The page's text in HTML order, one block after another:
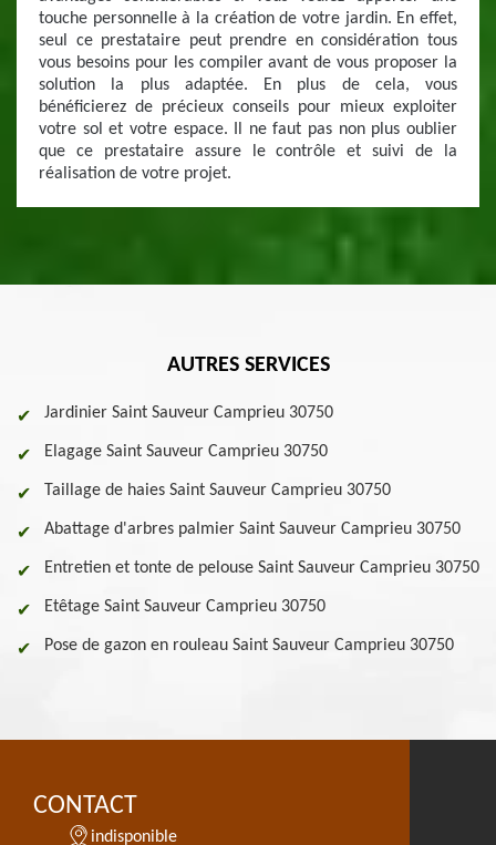
touche personnelle à la création de votre jardin. En effet,
seul ce prestataire peut prendre en considération tous
vous besoins pour les compiler avant de vous proposer la
solution la plus adaptée. En plus de cela, vous
bénéficierez de précieux conseils pour mieux exploiter
votre sol et votre espace. Il ne faut pas non plus oublier
que ce prestataire assure le contrôle et suivi de la
réalisation de votre projet.
AUTRES SERVICES
Jardinier Saint Sauveur Camprieu 30750
Elagage Saint Sauveur Camprieu 30750
Taillage de haies Saint Sauveur Camprieu 30750
Abattage d'arbres palmier Saint Sauveur Camprieu 30750
Entretien et tonte de pelouse Saint Sauveur Camprieu 30750
Etêtage Saint Sauveur Camprieu 30750
Pose de gazon en rouleau Saint Sauveur Camprieu 30750
CONTACT
indisponible